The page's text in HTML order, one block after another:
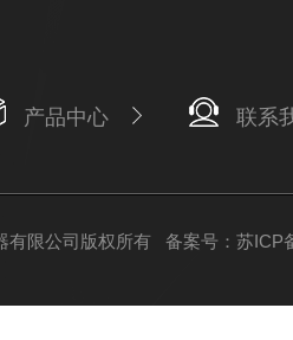
产品中心 联系
有限公司版权所有 备案号：苏ICP